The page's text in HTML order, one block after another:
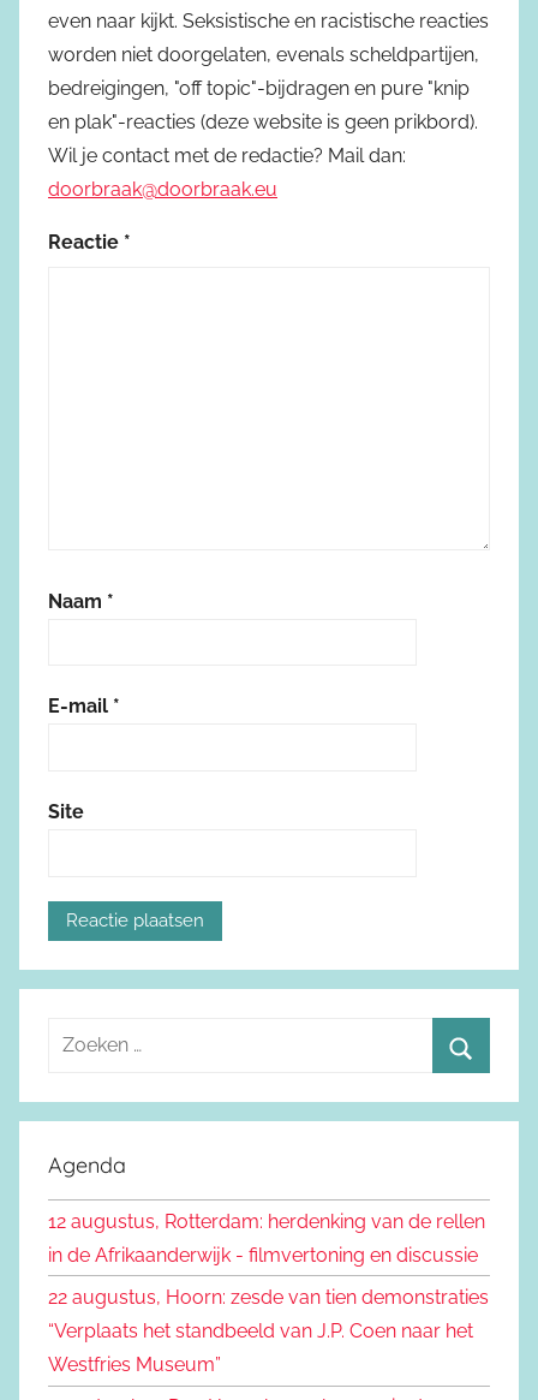
even naar kijkt. Seksistische en racistische reacties
worden niet doorgelaten, evenals scheldpartijen,
bedreigingen, "off topic"-bijdragen en pure "knip
en plak"-reacties (deze website is geen prikbord).
Wil je contact met de redactie? Mail dan:
doorbraak@doorbraak.eu
Reactie *
Naam *
E-mail *
Site
e
e
n
n
a
a
:
o
e
n
Agenda
12 augustus, Rotterdam: herdenking van de rellen
in de Afrikaanderwijk - filmvertoning en discussie
22 augustus, Hoorn: zesde van tien demonstraties
“Verplaats het standbeeld van J.P. Coen naar het
Westfries Museum”